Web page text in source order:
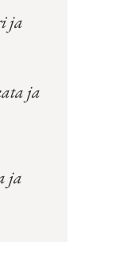
ja
ja
ja